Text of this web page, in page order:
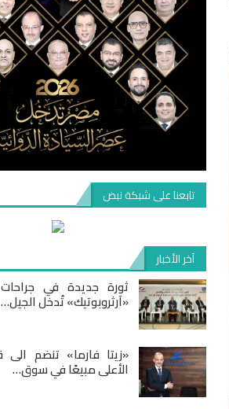
تابعنا على شبكة نبض
آخر الأخبار
ثورة جديدة في
«آرثروبوتيك» تُدخل الجيل…
الأعلى مبيعًا في سوق…